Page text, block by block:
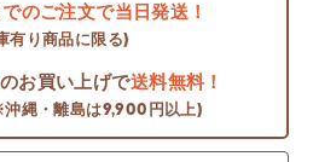
のご注文で当日発送！
有り商品に限る)
お買い上げで送料無料！
縄・離島は9,900円以上)